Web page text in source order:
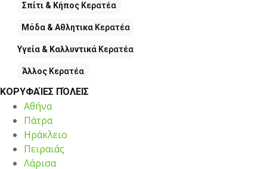
Σπίτι & Κήπος Κερατέα
Μόδα & AθλητικαΚερατέα
Υγεία & Καλλυντικά Κερατέα
Άλλος Κερατέα
ΚΟΡΥΦΑΊΕΣ ΠΌΛΕΙΣ
Αθήνα
Πάτρα
Ηράκλειο
Πειραιάς
Λάρισα